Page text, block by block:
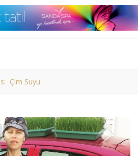
Çim Suyu